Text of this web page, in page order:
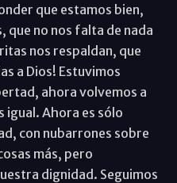
que estamos bien,
que no nos falta de nada
nos respaldan, que
a Dios! Estuvimos
ahora volvemos a
igual. Ahora es sólo
con nubarrones sobre
más, pero
dignidad. Seguimos